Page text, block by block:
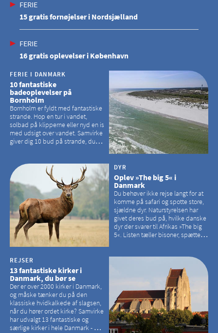
FERIE
15 gratis fornøjelser i Nordsjælland
FERIE
16 gratis oplevelser i København
FERIE I DANMARK
10 fantastiske
badeoplevelser på
Bornholm
Bornholm er fyldt med fantastiske
strande. Hop en tur i vandet,
solbad på klipperne eller nyd en is
med udsigt over vandet. Samvirke
giver dig 10 bud på strande, du
DYR
Oplev »The big 5« i
Danmark
Du behøver ikke rejse langt for at
komme på safari og spotte store,
sjældne dyr. Naturstyrelsen har
givet deres bud på, hvilke danske
dyr der svarer til Afrikas »The big
5«. Listen tæller bisoner, spættede
REJSER
13 fantastiske kirker i
Danmark, du bør se
Der er over 2000 kirker i Danmark,
og måske tænker du på den
klassiske hvidkalkede af slagsen,
når du hører ordet kirke? Samvirke
har udvalgt 13 fantastiske og
særlige kirker i hele Danmark - og